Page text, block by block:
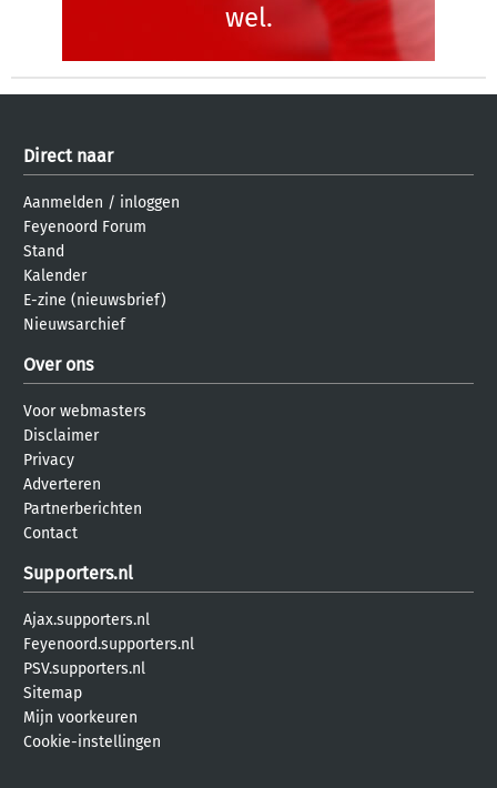
wel.
Direct naar
Aanmelden / inloggen
Feyenoord Forum
Stand
Kalender
E-zine (nieuwsbrief)
Nieuwsarchief
Over ons
Voor webmasters
Disclaimer
Privacy
Adverteren
Partnerberichten
Contact
Supporters.nl
Ajax.supporters.nl
Feyenoord.supporters.nl
PSV.supporters.nl
Sitemap
Mijn voorkeuren
Cookie-instellingen